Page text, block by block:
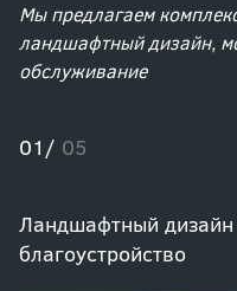
Мы предлагаем
ландшафтный дизайн,
обслуживание
01/ 05
Ландшафтный дизайн
благоустройство